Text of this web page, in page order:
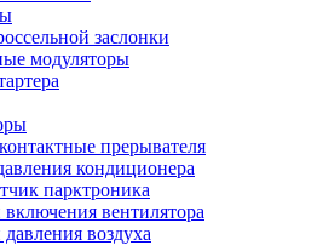
заслонки
модуляторы
прерывателя
кондиционера
парктроника
вентилятора
воздуха